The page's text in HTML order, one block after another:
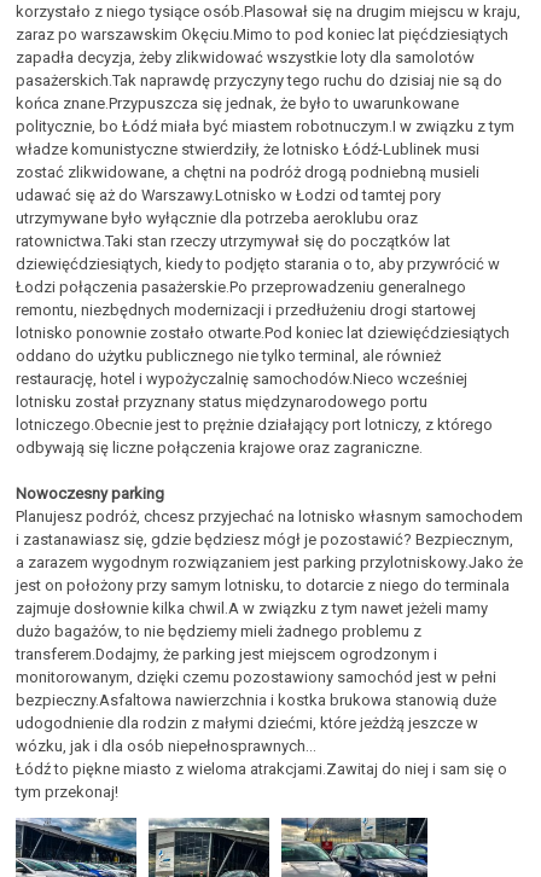
korzystało z niego tysiące osób.Plasował się na drugim miejscu w kraju,
zaraz po warszawskim Okęciu.Mimo to pod koniec lat pięćdziesiątych
zapadła decyzja, żeby zlikwidować wszystkie loty dla samolotów
pasażerskich.Tak naprawdę przyczyny tego ruchu do dzisiaj nie są do
końca znane.Przypuszcza się jednak, że było to uwarunkowane
politycznie, bo Łódź miała być miastem robotnuczym.I w związku z tym
władze komunistyczne stwierdziły, że lotnisko Łódź-Lublinek musi
zostać zlikwidowane, a chętni na podróż drogą podniebną musieli
udawać się aż do Warszawy.Lotnisko w Łodzi od tamtej pory
utrzymywane było wyłącznie dla potrzeba aeroklubu oraz
ratownictwa.Taki stan rzeczy utrzymywał się do początków lat
dziewięćdziesiątych, kiedy to podjęto starania o to, aby przywrócić w
Łodzi połączenia pasażerskie.Po przeprowadzeniu generalnego
remontu, niezbędnych modernizacji i przedłużeniu drogi startowej
lotnisko ponownie zostało otwarte.Pod koniec lat dziewięćdziesiątych
oddano do użytku publicznego nie tylko terminal, ale również
restaurację, hotel i wypożyczalnię samochodów.Nieco wcześniej
lotnisku został przyznany status międzynarodowego portu
lotniczego.Obecnie jest to prężnie działający port lotniczy, z którego
odbywają się liczne połączenia krajowe oraz zagraniczne.
Nowoczesny parking
Planujesz podróż, chcesz przyjechać na lotnisko własnym samochodem
i zastanawiasz się, gdzie będziesz mógł je pozostawić? Bezpiecznym,
a zarazem wygodnym rozwiązaniem jest parking przylotniskowy.Jako że
jest on położony przy samym lotnisku, to dotarcie z niego do terminala
zajmuje dosłownie kilka chwil.A w związku z tym nawet jeżeli mamy
dużo bagażów, to nie będziemy mieli żadnego problemu z
transferem.Dodajmy, że parking jest miejscem ogrodzonym i
monitorowanym, dzięki czemu pozostawiony samochód jest w pełni
bezpieczny.Asfaltowa nawierzchnia i kostka brukowa stanowią duże
udogodnienie dla rodzin z małymi dziećmi, które jeżdżą jeszcze w
wózku, jak i dla osób niepełnosprawnych...
Łódź to piękne miasto z wieloma atrakcjami.Zawitaj do niej i sam się o
tym przekonaj!